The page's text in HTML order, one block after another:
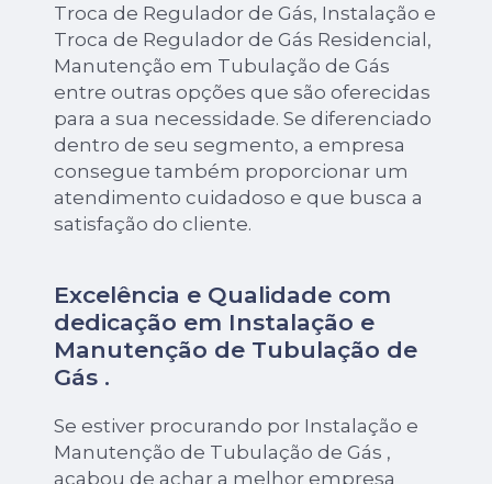
Troca de Regulador de Gás, Instalação e
Troca de Regulador de Gás Residencial,
Manutenção em Tubulação de Gás
entre outras opções que são oferecidas
para a sua necessidade. Se diferenciado
dentro de seu segmento, a empresa
consegue também proporcionar um
atendimento cuidadoso e que busca a
satisfação do cliente.
Excelência e Qualidade com
dedicação em Instalação e
Manutenção de Tubulação de
Gás .
Se estiver procurando por Instalação e
Manutenção de Tubulação de Gás ,
acabou de achar a melhor empresa